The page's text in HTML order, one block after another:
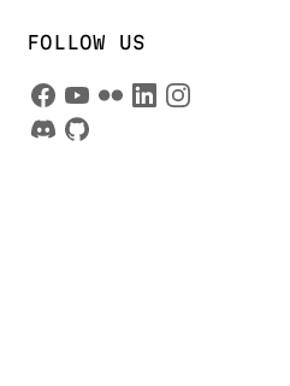
FOLLOW US